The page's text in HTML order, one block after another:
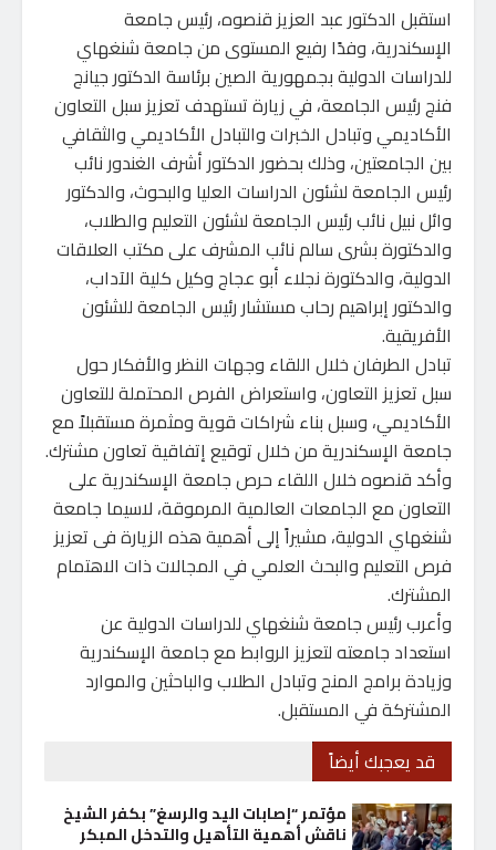
استقبل الدكتور عبد العزيز قنصوه، رئيس جامعة
الإسكندرية، وفدًا رفيع المستوى من جامعة شنغهاي
للدراسات الدولية بجمهورية الصين برئاسة الدكتور جيانج
فنج رئيس الجامعة، في زيارة تستهدف تعزيز سبل التعاون
الأكاديمي وتبادل الخبرات والتبادل الأكاديمي والثقافي
بين الجامعتين، وذلك بحضور الدكتور أشرف الغندور نائب
رئيس الجامعة لشئون الدراسات العليا والبحوث، والدكتور
وائل نبيل نائب رئيس الجامعة لشئون التعليم والطلاب،
والدكتورة بشرى سالم نائب المشرف على مكتب العلاقات
الدولية، والدكتورة نجلاء أبو عجاج وكيل كلية الآداب،
والدكتور إبراهيم رحاب مستشار رئيس الجامعة للشئون
الأفريقية.
تبادل الطرفان خلال اللقاء وجهات النظر والأفكار حول
سبل تعزيز التعاون، واستعراض الفرص المحتملة للتعاون
الأكاديمي، وسبل بناء شراكات قوية ومثمرة مستقبلاً مع
جامعة الإسكندرية من خلال توقيع إتفاقية تعاون مشترك.
وأكد قنصوه خلال اللقاء حرص جامعة الإسكندرية على
التعاون مع الجامعات العالمية المرموقة، لاسيما جامعة
شنغهاي الدولية، مشيراً إلى أهمية هذه الزيارة فى تعزيز
فرص التعليم والبحث العلمي في المجالات ذات الاهتمام
المشترك.
وأعرب رئيس جامعة شنغهاي للدراسات الدولية عن
استعداد جامعته لتعزيز الروابط مع جامعة الإسكندرية
وزيادة برامج المنح وتبادل الطلاب والباحثين والموارد
المشتركة في المستقبل.
قد يعجبك أيضاً
مؤتمر “إصابات اليد والرسغ” بكفر الشيخ
ناقش أهمية التأهيل والتدخل المبكر